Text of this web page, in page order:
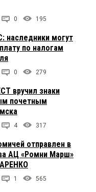
0 195
наследники могут
по налогам
0 279
вручил знаки
почетным
4 317
отправлен в
АЦ «Ромни Марш»
1 565